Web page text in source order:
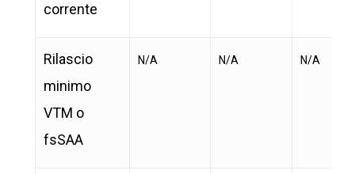
corrente
Rilascio
minimo
VTM o
fsSAA
N/A N/A N/A